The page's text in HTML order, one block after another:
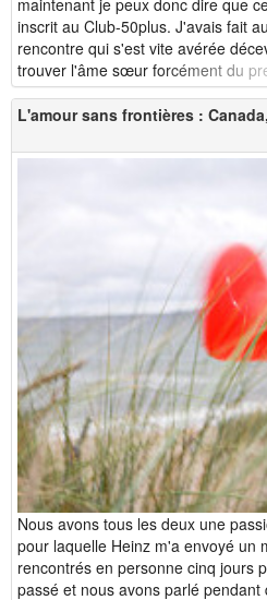
inscrit au Club-50plus. J'avais fait
rencontre qui s'est vite avérée
trouver l'âme sœur forcément du
L'amour sans frontières :
Nous avons tous les deux une
pour laquelle Heinz m'a envoyé un
rencontrés en personne cinq jours
passé et nous avons parlé